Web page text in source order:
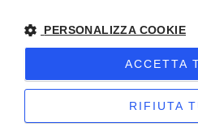
Copyright 2020© Regali
Becchis di Becchis Danilo -
10022 Carmagnola (TO) - PIVA
PERSONALIZZA COOKIE
ACCETTA
RIFIUTA